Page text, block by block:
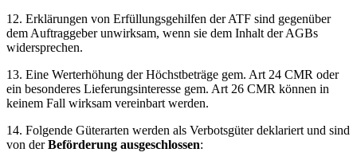
12. Erklärungen von Erfüllungsgehilfen der ATF sind gegenüber
dem Auftraggeber unwirksam, wenn sie dem Inhalt der AGBs
widersprechen.
13. Eine Werterhöhung der Höchstbeträge gem. Art 24 CMR oder
ein besonderes Lieferungsinteresse gem. Art 26 CMR können in
keinem Fall wirksam vereinbart werden.
14. Folgende Güterarten werden als Verbotsgüter deklariert und sind
von derBeförderung ausgeschlossen: